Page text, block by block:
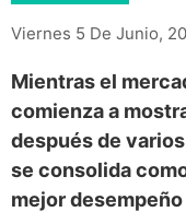
Viernes 5 De Junio,
Mientras el
comienza a
después de
se consolida
mejor